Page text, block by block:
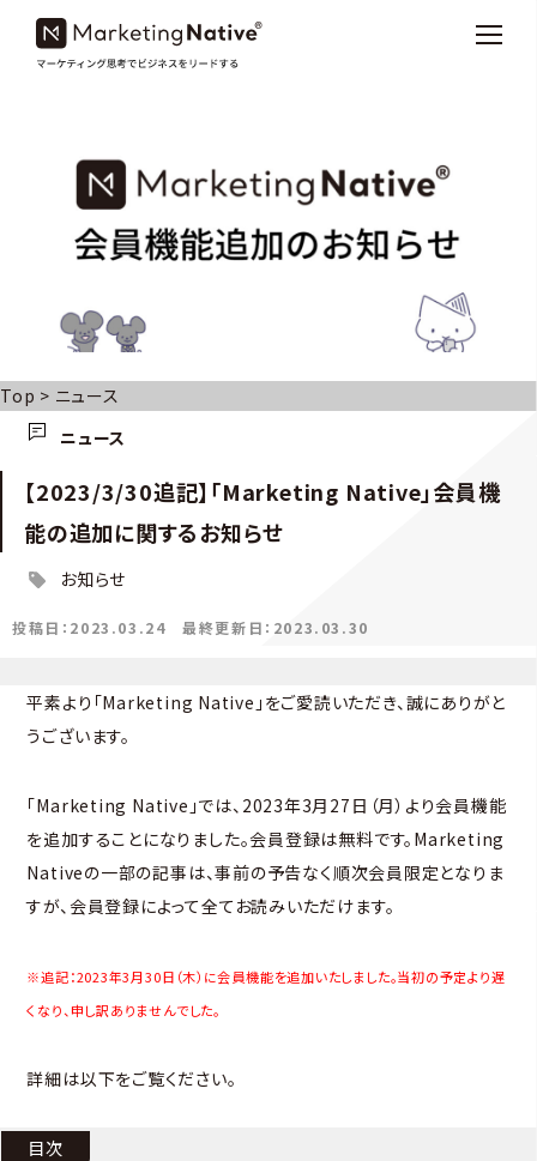
Top > ニュース
ニュース
【2023/3/30追記】「Marketing Native」会員機
能の追加に関するお知らせ
お知らせ
投稿日：2023.03.24 最終更新日：2023.03.30
平素より「Marketing Native」をご愛読いただき、誠にありがと
うございます。
「Marketing Native」では、2023年3月27日（月）より会員機能
を追加することになりました。会員登録は無料です。Marketing
Nativeの一部の記事は、事前の予告なく順次会員限定となりま
すが、会員登録によって全てお読みいただけます。
※追記：2023年3月30日（木）に会員機能を追加いたしました。当初の予定より遅
くなり、申し訳ありませんでした。
詳細は以下をご覧ください。
目次